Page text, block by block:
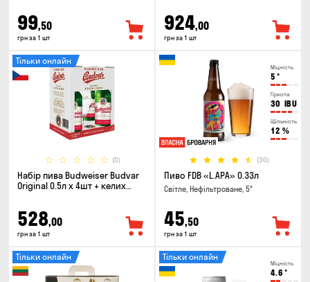
99,50
грн за 1 шт
924,00
грн за 1 шт
(0)
Тільки онлайн
Набір пива Budweiser Budvar
Original 0.5л х 4шт + келих
528,00
грн за 1 шт
Міцність
5 °
Гіркота
30 IBU
Щільність
12 %
(30)
Пиво FDB «L.APA» 0.33л
Світле, Нефільтроване, 5°
45,50
грн за 1 шт
Тільки онлайн
Міцність
4.6 °
Тільки онлайн